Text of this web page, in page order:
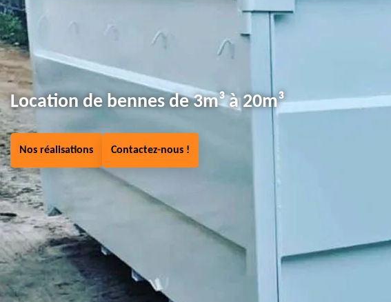
Location de bennes de 3m³ à 20m³
Nos réalisations Contactez-nous !